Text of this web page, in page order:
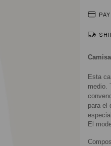
Esta
medio.
para el
El